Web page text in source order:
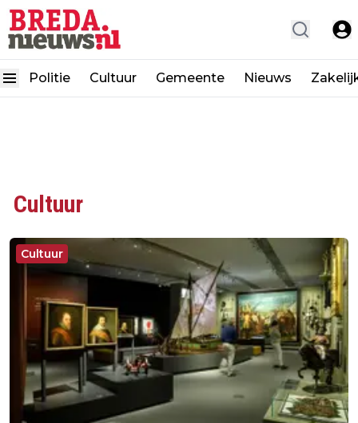
Politie Cultuur Gemeente Nieuws
Cultuur
Cultuur